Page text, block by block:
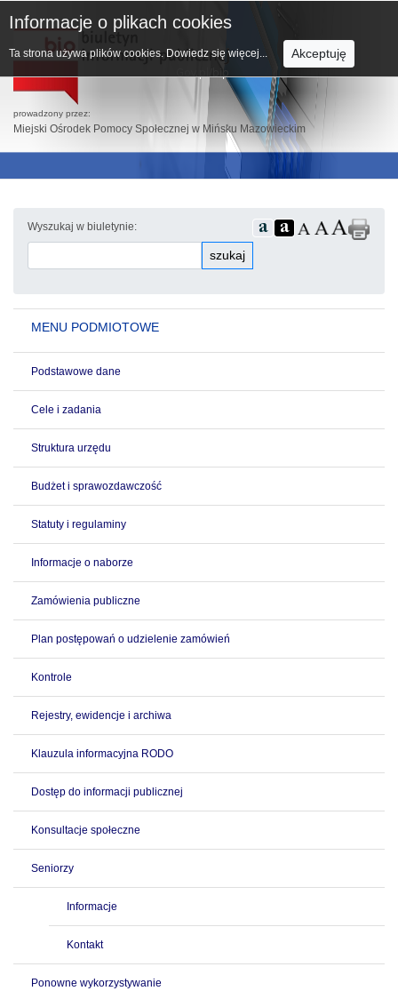
prowadzony przez:
Miejski Ośrodek Pomocy Społecznej w Mińsku Mazowieckim
Wyszukaj w biuletynie:
szukaj
MENU PODMIOTOWE
Podstawowe dane
Cele i zadania
Struktura urzędu
Budżet i sprawozdawczość
Statuty i regulaminy
Informacje o naborze
Zamówienia publiczne
Plan postępowań o udzielenie zamówień
Kontrole
Rejestry, ewidencje i archiwa
Klauzula informacyjna RODO
Dostęp do informacji publicznej
Konsultacje społeczne
Seniorzy
Informacje
Kontakt
Ponowne wykorzystywanie
Informacje o plikach cookies
Ta strona używa plików cookies. Dowiedz się więcej... Akceptuję